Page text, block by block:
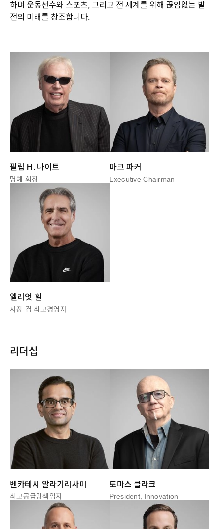
하며 운동선수와 스포츠, 그리고 전 세계를 위해 끊임없는 발
전의 미래를 창조합니다.
필립 H. 나이트
명예 회장
마크 파커
Executive Chairman
엘리엇 힐
사장 겸 최고경영자
리더십
벤카테시 알라기리사미
최고공급망책임자
토마스 클라크
President, Innovation